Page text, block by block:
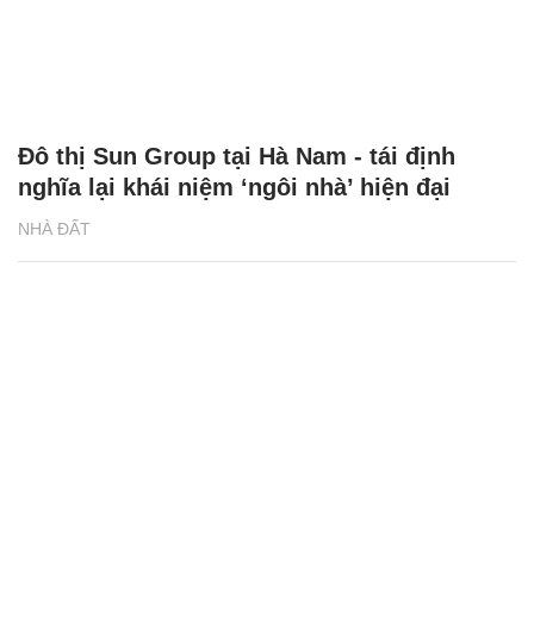
NHÀ ĐẤT
Đô thị Sun Group tại Hà Nam - tái định
nghĩa lại khái niệm ‘ngôi nhà’ hiện đại